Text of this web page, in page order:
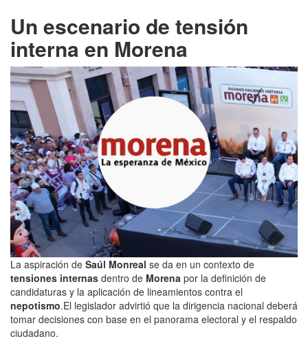
Un escenario de tensión
interna en Morena
La aspiración de Saúl Monreal se da en un contexto de
tensiones internas dentro de Morena por la definición de
candidaturas y la aplicación de lineamientos contra el
nepotismo.El legislador advirtió que la dirigencia nacional deberá
tomar decisiones con base en el panorama electoral y el respaldo
ciudadano.